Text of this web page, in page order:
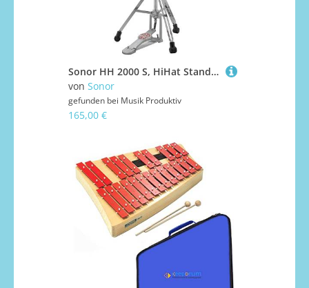
Sonor HH 2000 S, HiHat Stand HiHat-Ständer
von Sonor
gefunden bei Musik Produktiv
165,00 €